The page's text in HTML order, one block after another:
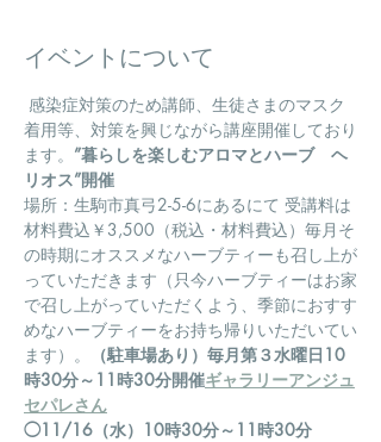
イベントについて
着用等、対策を興じながら講座開催しており
ます。 ”暮らしを楽しむアロマとハーブ　ヘ
リオス”開催
場所：生駒市真弓2-5-6にあるにて 受講料は
材料費込￥3,500（税込・材料費込）毎月そ
の時期にオススメなハーブティーも召し上が
っていただきます（只今ハーブティーはお家
で召し上がっていただくよう、季節におすす
めなハーブティーをお持ち帰りいただいてい
ます）。
（駐車場あり） 毎月第３水曜日10
時30分～11時30分開催ギャラリーアンジュ
セパレさん
◯11/16（水）10時30分～11時30分